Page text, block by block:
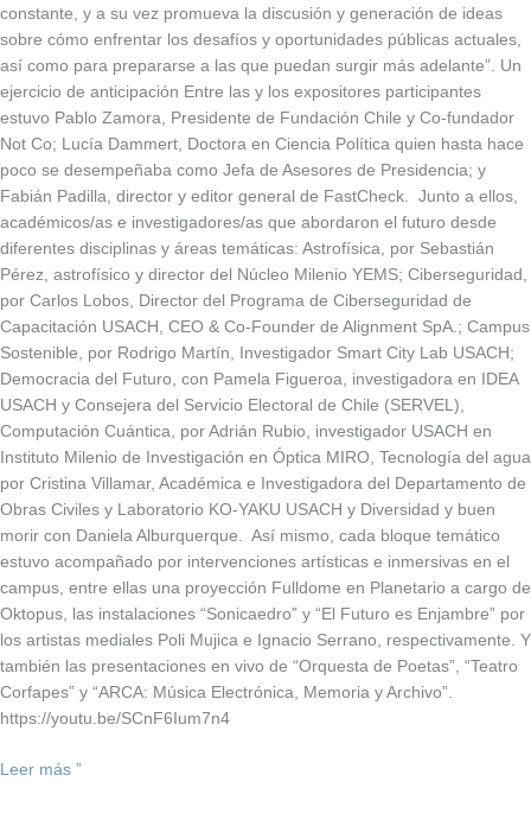
constante, y a su vez promueva la discusión y generación de ideas
sobre cómo enfrentar los desafíos y oportunidades públicas actuales,
así como para prepararse a las que puedan surgir más adelante”. Un
ejercicio de anticipación Entre las y los expositores participantes
estuvo Pablo Zamora, Presidente de Fundación Chile y Co-fundador
Not Co; Lucía Dammert, Doctora en Ciencia Política quien hasta hace
poco se desempeñaba como Jefa de Asesores de Presidencia; y
Fabián Padilla, director y editor general de FastCheck. Junto a ellos,
académicos/as e investigadores/as que abordaron el futuro desde
diferentes disciplinas y áreas temáticas: Astrofísica, por Sebastián
Pérez, astrofísico y director del Núcleo Milenio YEMS; Ciberseguridad,
por Carlos Lobos, Director del Programa de Ciberseguridad de
Capacitación USACH, CEO & Co-Founder de Alignment SpA.; Campus
Sostenible, por Rodrigo Martín, Investigador Smart City Lab USACH;
Democracia del Futuro, con Pamela Figueroa, investigadora en IDEA
USACH y Consejera del Servicio Electoral de Chile (SERVEL),
Computación Cuántica, por Adrián Rubio, investigador USACH en
Instituto Milenio de Investigación en Óptica MIRO, Tecnología del agua
por Cristina Villamar, Académica e Investigadora del Departamento de
Obras Civiles y Laboratorio KO-YAKU USACH y Diversidad y buen
morir con Daniela Alburquerque. Así mismo, cada bloque temático
estuvo acompañado por intervenciones artísticas e inmersivas en el
campus, entre ellas una proyección Fulldome en Planetario a cargo de
Oktopus, las instalaciones “Sonicaedro” y “El Futuro es Enjambre” por
los artistas mediales Poli Mujica e Ignacio Serrano, respectivamente. Y
también las presentaciones en vivo de “Orquesta de Poetas”, “Teatro
Corfapes” y “ARCA: Música Electrónica, Memoria y Archivo”.
https://youtu.be/SCnF6Ium7n4
Leer más ”